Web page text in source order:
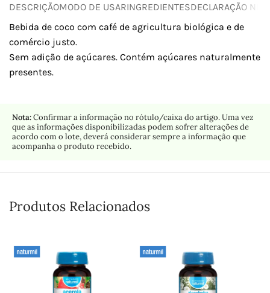
DESCRIÇÃOMODO DE USARINGREDIENTESDECLARAÇÃO
Bebida de coco com café de agricultura biológica e de
comércio justo.
Sem adição de açúcares. Contém açúcares naturalmente
presentes.
Nota:Confirmar a informação no rótulo/caixa do artigo. Uma vez
que as informações disponibilizadas podem sofrer alterações de
acordo com o lote, deverá considerar sempre a informação que
acompanha o produto recebido.
Produtos Relacionados